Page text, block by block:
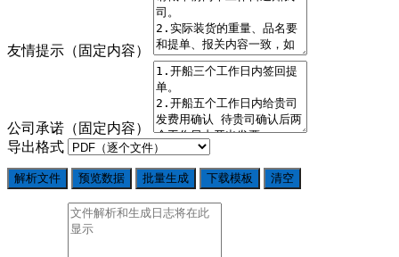
友情提示（固定内容）
公司承诺（固定内容）
导出格式
解析文件 预览数据 批量生成 下载模板 清空